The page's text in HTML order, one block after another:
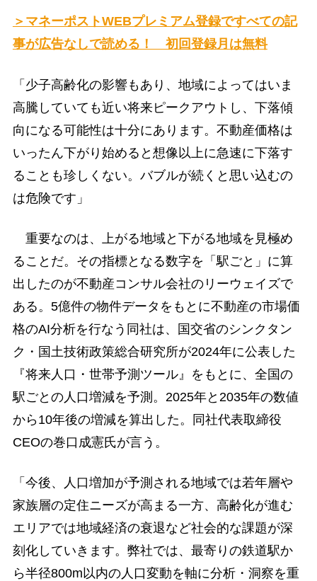
＞マネーポストWEBプレミアム登録ですべての記
事が広告なしで読める！ 初回登録月は無料
「少子高齢化の影響もあり、地域によってはいま
高騰していても近い将来ピークアウトし、下落傾
向になる可能性は十分にあります。不動産価格は
いったん下がり始めると想像以上に急速に下落す
ることも珍しくない。バブルが続くと思い込むの
は危険です」
重要なのは、上がる地域と下がる地域を見極め
ることだ。その指標となる数字を「駅ごと」に算
出したのが不動産コンサル会社のリーウェイズで
ある。5億件の物件データをもとに不動産の市場価
格のAI分析を行なう同社は、国交省のシンクタン
ク・国土技術政策総合研究所が2024年に公表した
『将来人口・世帯予測ツール』をもとに、全国の
駅ごとの人口増減を予測。2025年と2035年の数値
から10年後の増減を算出した。同社代表取締役
CEOの巻口成憲氏が言う。
「今後、人口増加が予測される地域では若年層や
家族層の定住ニーズが高まる一方、高齢化が進む
エリアでは地域経済の衰退など社会的な課題が深
刻化していきます。弊社では、最寄りの鉄道駅か
ら半径800m以内の人口変動を軸に分析・洞察を重